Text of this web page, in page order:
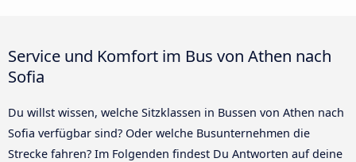
Service und Komfort im Bus von Athen nach
Sofia
Du willst wissen, welche Sitzklassen in Bussen von Athen nach
Sofia verfügbar sind? Oder welche Busunternehmen die
Strecke fahren? Im Folgenden findest Du Antworten auf deine